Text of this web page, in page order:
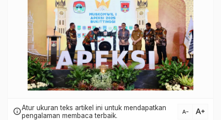
infoAtur ukuran teks artikel ini untuk mendapatkan
pengalaman membaca terbaik.
text_decrease text_increase